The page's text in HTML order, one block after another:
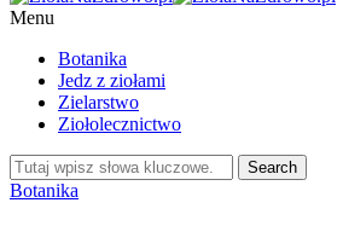
Menu
Botanika
Jedz z ziołami
Zielarstwo
Ziołolecznictwo
Botanika